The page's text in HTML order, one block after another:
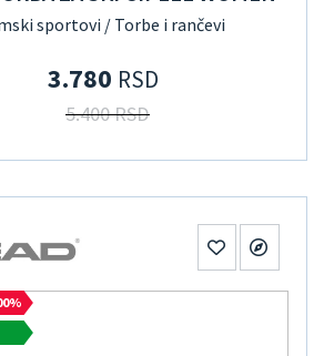
sportovi / Torbe i rančevi
3.780 RSD
5.400 RSD